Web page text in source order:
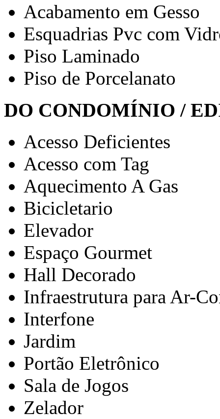
Acabamento em Gesso
Esquadrias Pvc com
Piso Laminado
Piso de Porcelanato
DO CONDOMÍNIO /
Acesso Deficientes
Acesso com Tag
Aquecimento A Gas
Bicicletario
Elevador
Espaço Gourmet
Hall Decorado
Infraestrutura para Ar-
Interfone
Jardim
Portão Eletrônico
Sala de Jogos
Zelador